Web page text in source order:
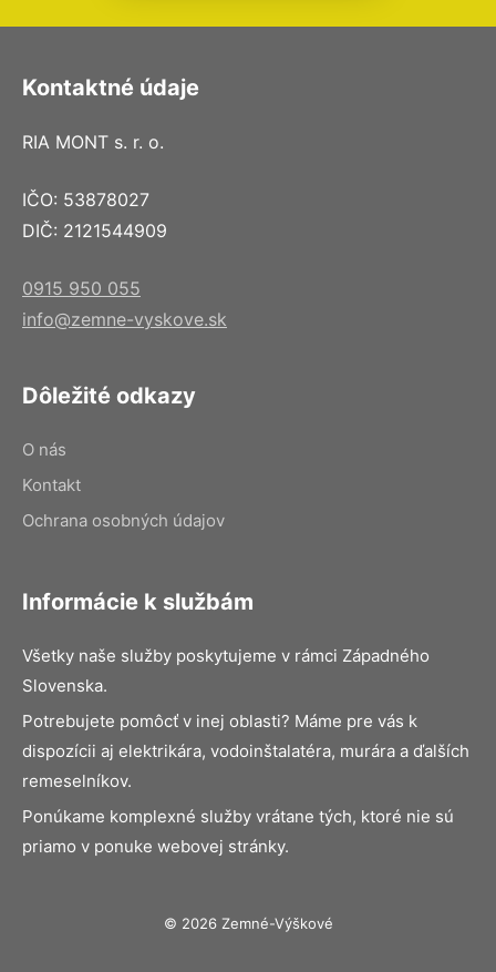
Kontaktné údaje
RIA MONT s. r. o.
IČO: 53878027
DIČ: 2121544909
0915 950 055
info@zemne-vyskove.sk
Dôležité odkazy
O nás
Kontakt
Ochrana osobných údajov
Informácie k službám
Všetky naše služby poskytujeme v rámci Západného
Slovenska.
Potrebujete pomôcť v inej oblasti? Máme pre vás k
dispozícii aj elektrikára, vodoinštalatéra, murára a ďalších
remeselníkov.
Ponúkame komplexné služby vrátane tých, ktoré nie sú
priamo v ponuke webovej stránky.
© 2026 Zemné-Výškové